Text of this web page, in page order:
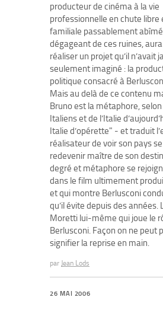
producteur de cinéma à la vie
professionnelle en chute libre
familiale passablement
dégageant de ces ruines,
réaliser un projet qu’il n’avait
seulement imaginé : la
politique consacré à
Mais au delà de ce contenu
Bruno est la métaphore,
Italiens et de l’Italie
Italie d’opérette" - et traduit
réalisateur de voir son pays
redevenir maître de son
degré et métaphore se
dans le film ultimement
et qui montre Berlusconi
qu’il évite depuis des années.
Moretti lui-même qui joue le
Berlusconi. Façon on ne peut
signifier la reprise en main.
par Jean Lods
26 MAI 2006